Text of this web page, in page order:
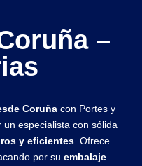
–
Coruña con Portes y
especialista con sólida
y eficientes. Ofrece
por su embalaje